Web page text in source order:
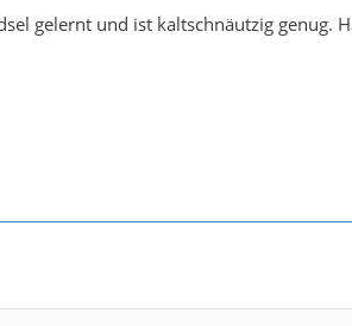
gelernt und ist kaltschnäutzig genug.